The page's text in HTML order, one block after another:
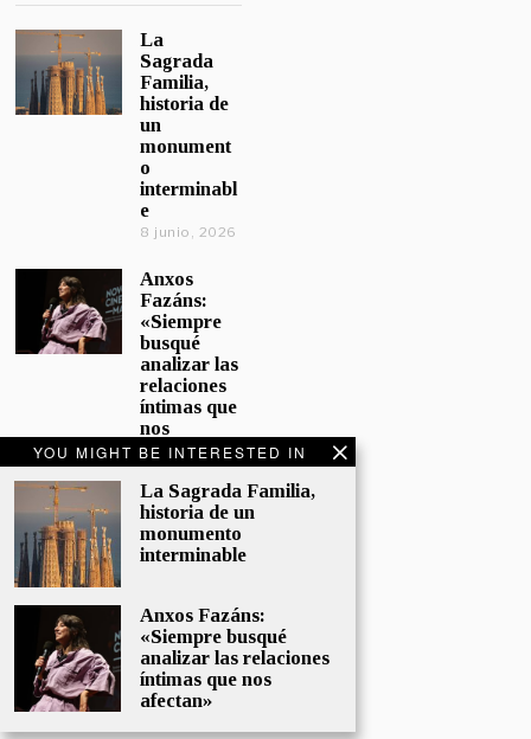
YOU MIGHT BE INTERESTED IN
La Sagrada Familia,
historia de un
monumento
interminable
Anxos Fazáns:
«Siempre busqué
analizar las relaciones
íntimas que nos
afectan»
La
Sagrada
Familia,
historia de
un
monument
o
interminabl
e
8 junio, 2026
Anxos
Fazáns:
«Siempre
busqué
analizar las
relaciones
íntimas que
nos
afectan»
5 junio, 2026
El hijo de la
cómica, el
homenaje
Sacristán a
Fernán
Gómez
28 mayo,
2026